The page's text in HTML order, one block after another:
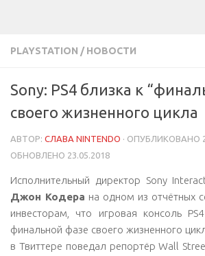
PLAYSTATION / НОВОСТИ
Sony: PS4 близка к
своего жизненного цикла
АВТОР: СЛАВА NINTENDO · ОПУБЛИКОВАНО
ОБНОВЛЕНО 23.05.2018
Исполнительный директор Sony
Джон Кодера на одном из отчётных
инвесторам, что игровая консоль
финальной фазе своего жизненного
в Твиттере поведал репортёр Wall